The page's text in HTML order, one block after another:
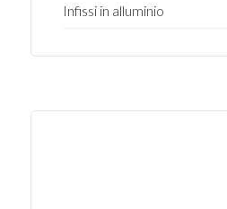
Infissi in alluminio